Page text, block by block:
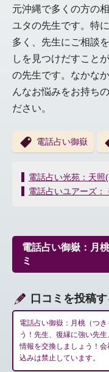
元沖縄で多くの方の
ユタの先生です。特
多く、先生にご相談
しを見つけだすこと
の先生です。なかな
んなお悩みをお持ち
ださい。
電話占い御嶽
投
稿
ー
シ
ョ
電話占い光苑：天照
電話占いユアーズ：
電話占い御嶽：月
ミ
口コミを投稿
電話占い御嶽：月桃（つ
う！先生、復縁に強い先
情報を交換しましょう！
込みは禁止しています。